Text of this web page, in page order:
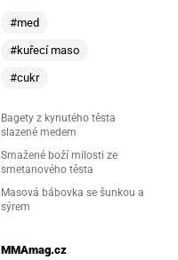
#med
#kuřecí maso
#cukr
Bagety z kynutého těsta
slazené medem
Smažené boží milosti ze
smetanového těsta
Masová bábovka se šunkou a
sýrem
MMAmag.cz